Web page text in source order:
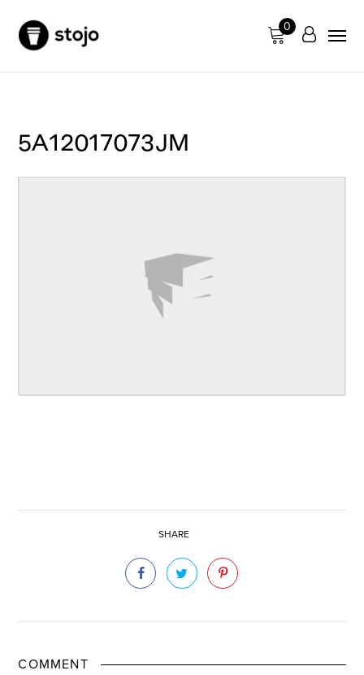
0
5A12017073JM
SHARE
COMMENT